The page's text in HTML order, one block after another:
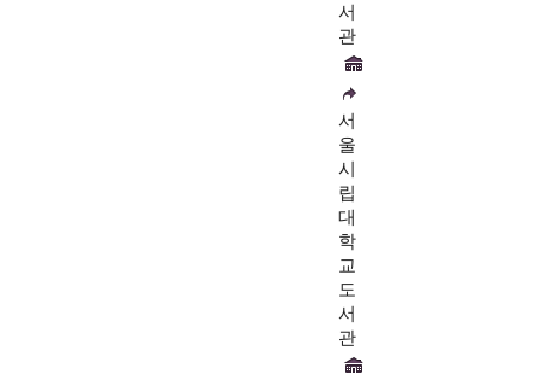
서
관
서
울
시
립
대
학
교
도
서
관